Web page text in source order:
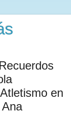
en